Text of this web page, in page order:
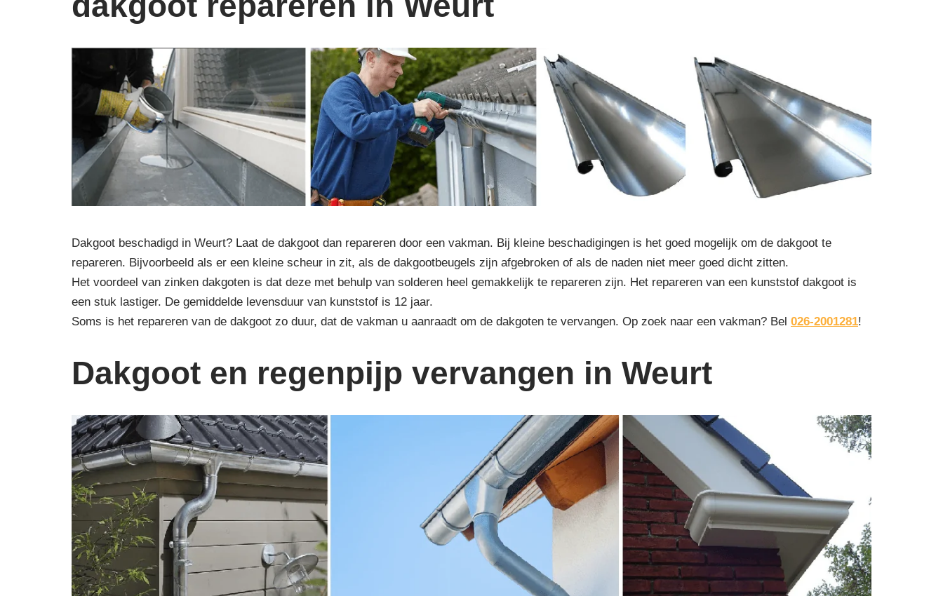
Dakgoot beschadigd in Weurt? Laat de dakgoot dan repareren door een vakman. Bij kleine beschadigingen is het goed mogelijk om de dakgoot te
repareren. Bijvoorbeeld als er een kleine scheur in zit, als de dakgootbeugels zijn afgebroken of als de naden niet meer goed dicht zitten.
Het voordeel van zinken dakgoten is dat deze met behulp van solderen heel gemakkelijk te repareren zijn. Het repareren van een kunststof dakgoot is
een stuk lastiger. De gemiddelde levensduur van kunststof is 12 jaar.
Soms is het repareren van de dakgoot zo duur, dat de vakman u aanraadt om de dakgoten te vervangen. Op zoek naar een vakman? Bel 026-2001281!
Dakgoot en regenpijp vervangen in Weurt